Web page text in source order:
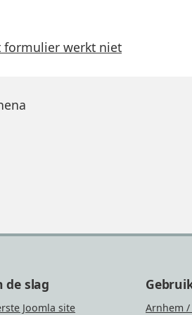
formulier werkt niet
de slag
Joomla site Arnhem